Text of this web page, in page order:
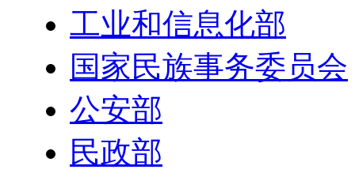
工业和信息化部
国家民族事务委员会
公安部
民政部